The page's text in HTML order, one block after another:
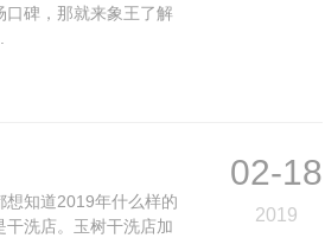
碑，那就来象王了解
想知道2019年什么样的
洗店。玉树干洗店加
02-18
2019